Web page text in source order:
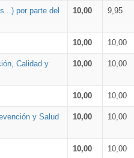
por parte del
10,00 9,95
10,00 10,00
Calidad y
10,00 10,00
10,00 10,00
y Salud
10,00 10,00
10,00 10,00